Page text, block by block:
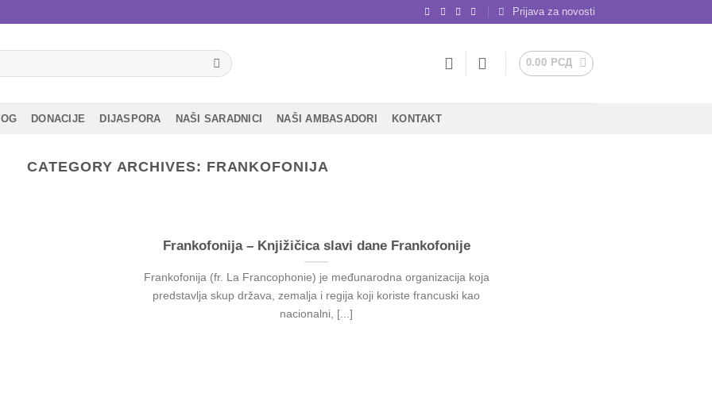
Prijava za novosti
0.00 РСД
DONACIJE DIJASPORA NAŠI SARADNICI NAŠI AMBASADORI KONTAKT
CATEGORY ARCHIVES: FRANKOFONIJA
Frankofonija – Knjižičica slavi dane Frankofonije
Frankofonija (fr. La Francophonie) je međunarodna organizacija koja
predstavlja skup država, zemalja i regija koji koriste francuski kao
nacionalni, [...]